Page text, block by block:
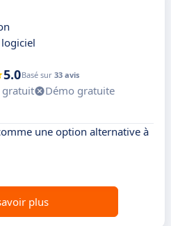
5.0Basé sur 33 avis
gratuit
Démo gratuite
une option alternative à
plus